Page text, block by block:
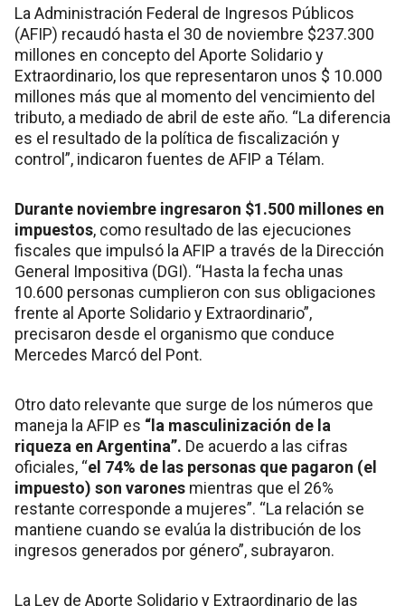
La Administración Federal de Ingresos Públicos
(AFIP) recaudó hasta el 30 de noviembre $237.300
millones en concepto del Aporte Solidario y
Extraordinario, los que representaron unos $ 10.000
millones más que al momento del vencimiento del
tributo, a mediado de abril de este año. “La diferencia
es el resultado de la política de fiscalización y
control”, indicaron fuentes de AFIP a Télam.
Durante noviembre ingresaron $1.500 millones en
impuestos, como resultado de las ejecuciones
fiscales que impulsó la AFIP a través de la Dirección
General Impositiva (DGI). “Hasta la fecha unas
10.600 personas cumplieron con sus obligaciones
frente al Aporte Solidario y Extraordinario”,
precisaron desde el organismo que conduce
Mercedes Marcó del Pont.
Otro dato relevante que surge de los números que
maneja la AFIP es “la masculinización de la
riqueza en Argentina”. De acuerdo a las cifras
oficiales, “el 74% de las personas que pagaron (el
impuesto) son varones mientras que el 26%
restante corresponde a mujeres”. “La relación se
mantiene cuando se evalúa la distribución de los
ingresos generados por género”, subrayaron.
La Ley de Aporte Solidario y Extraordinario de las